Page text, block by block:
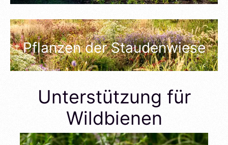
Pflanzen der Staudenwiese
Unterstützung für
Wildbienen